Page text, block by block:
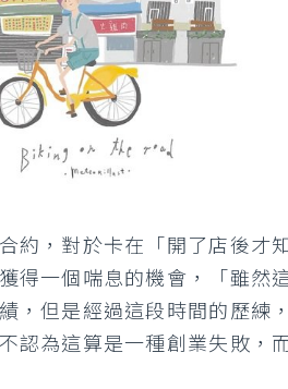
約，對於卡在「開了店後才
得一個喘息的機會，「雖然
，但是經過這段時間的歷練
認為這算是一種創業失敗，